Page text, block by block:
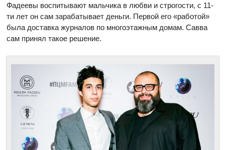
Фадеевы воспитывают мальчика в любви и строгости, с 11-
ти лет он сам зарабатывает деньги. Первой его «работой»
была доставка журналов по многоэтажным домам. Савва
сам принял такое решение.